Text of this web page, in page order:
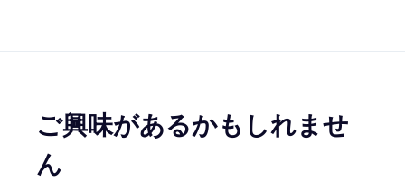
ご興味があるかもしれませ
ん